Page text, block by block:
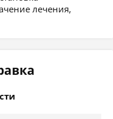
лечения,